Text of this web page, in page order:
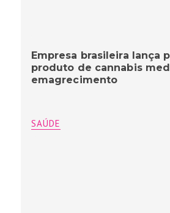
Empresa brasileira lança
produto de cannabis
emagrecimento
SAÚDE